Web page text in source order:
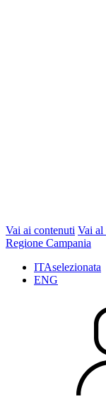
Vai ai contenuti Vai al
Regione Campania
ITAselezionata
ENG